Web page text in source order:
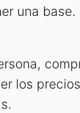
una base.
los